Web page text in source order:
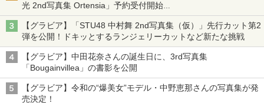
光 2nd写真集 Ortensia」予約受付開始
10月30日発売
【グラビア】「STU48 中村舞 2nd写真集（仮）」先行カット第2
弾を公開！ドキッとするランジェリーカットなど新たな挑戦
【グラビア】中田花奈さんの誕生日に、3rd写真集
「Bougainvillea」の書影を公開
【グラビア】令和の“爆美女”モデル・中野恵那さんの写真集が発
売決定！